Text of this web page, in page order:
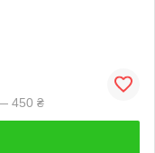
450 ₴